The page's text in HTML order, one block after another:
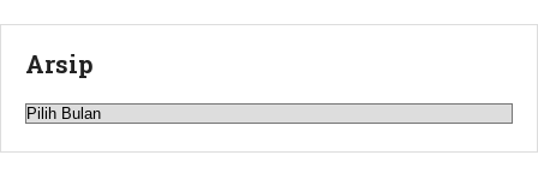
Arsip
Arsip